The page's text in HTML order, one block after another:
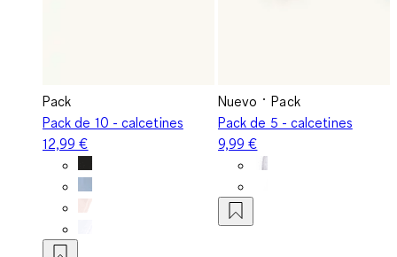
Pack
Pack de 10 - calcetines
12,99 €
Nuevo
Pack
Pack de 5 - calcetines
9,99 €